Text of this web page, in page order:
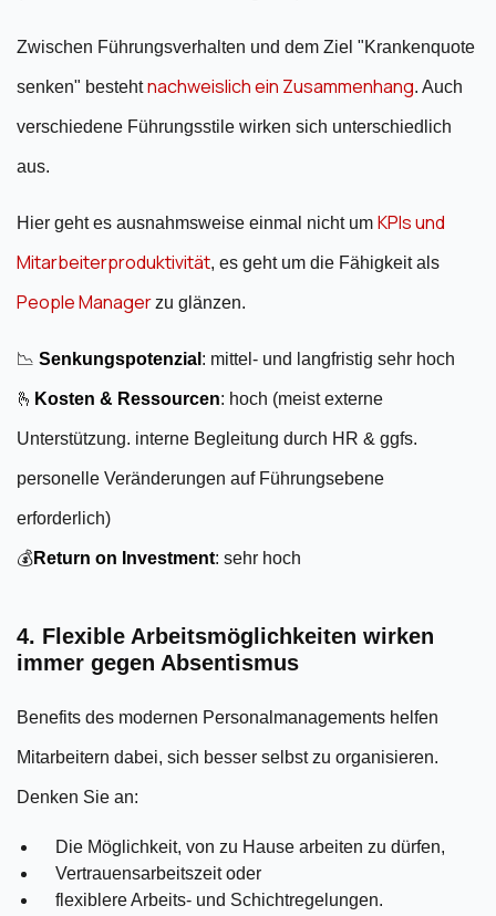
Zwischen Führungsverhalten und dem Ziel "Krankenquote
senken" bestehtnachweislich ein Zusammenhang. Auch
verschiedene Führungsstile wirken sich unterschiedlich
aus.
Hier geht es ausnahmsweise einmal nicht um KPIs und
Mitarbeiterproduktivität, es geht um die Fähigkeit als
People Managerzu glänzen.
📉 Senkungspotenzial : mittel- und langfristig sehr hoch
🫰 Kosten & Ressourcen: hoch (meist externe
Unterstützung. interne Begleitung durch HR & ggfs.
personelle Veränderungen auf Führungsebene
erforderlich)
💰Return on Investment: sehr hoch
4. Flexible Arbeitsmöglichkeiten wirken
immer gegen Absentismus
Benefits des modernen Personalmanagements helfen
Mitarbeitern dabei, sich besser selbst zu organisieren.
Denken Sie an:
Die Möglichkeit, von zu Hause arbeiten zu dürfen,
Vertrauensarbeitszeit oder
flexiblere Arbeits- und Schichtregelungen.